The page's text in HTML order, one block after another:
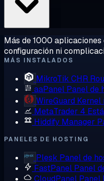
Más de 1000
configuración ni
MÁS INSTALADOS
MikroTik CHR
aaPanel Panel de
WireGuard Kernel
MetaTrader 4
Hiddify Manager
PANELES DE HOSTING
Plesk Panel de
FastPanel Panel
CloudPanel Panel